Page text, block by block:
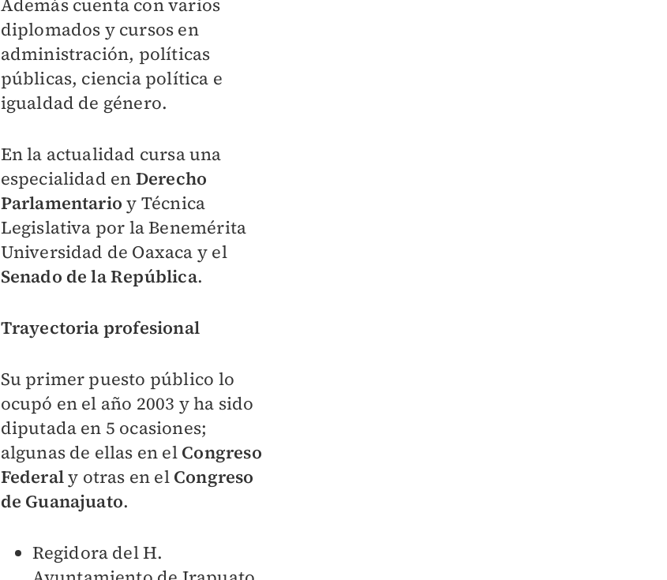
Además cuenta con varios
diplomados y cursos en
administración, políticas
públicas, ciencia política e
igualdad de género.
En la actualidad cursa una
especialidad en Derecho
Parlamentario y Técnica
Legislativa por la Benemérita
Universidad de Oaxaca y el
Senado de la República.
Trayectoria profesional
Su primer puesto público lo
ocupó en el año 2003 y ha sido
diputada en 5 ocasiones;
algunas de ellas en el Congreso
Federaly otras en el Congreso
de Guanajuato.
Regidora del H.